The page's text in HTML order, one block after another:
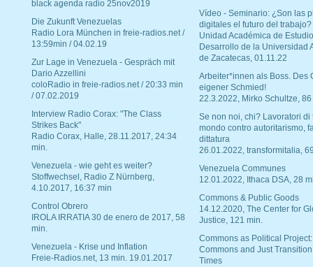
black agenda radio 25nov2019
Die Zukunft Venezuelas
Radio Lora München in freie-radios.net /
13:59min / 04.02.19
Zur Lage in Venezuela - Gespräch mit
Dario Azzellini
coloRadio in freie-radios.net / 20:33 min
/ 07.02.2019
Interview Radio Corax: "The Class
Strikes Back"
Radio Corax, Halle, 28.11.2017, 24:34
min.
Venezuela - wie geht es weiter?
Stoffwechsel, Radio Z Nürnberg,
4.10.2017, 16:37 min
Control Obrero
IROLA IRRATIA 30 de enero de 2017, 58
min.
Venezuela - Krise und Inflation
Freie-Radios.net, 13 min. 19.01.2017
Vídeo - Seminario: ¿Son las
digitales el futuro del trabajo?
Unidad Académica de
Desarrollo de la Universidad
de Zacatecas, 01.11.22
Arbeiter*innen als Boss. Des
eigener Schmied!
22.3.2022, Mirko Schultze, 86
Se non noi, chi? Lavoratori di
mondo contro autoritarismo,
dittatura
26.01.2022, transformitalia,
Venezuela Communes
12.01.2022, Ithaca DSA, 28
Commons & Public Goods
14.12.2020, The Center for
Justice, 121 min.
Commons as Political Project:
Commons and Just
Times